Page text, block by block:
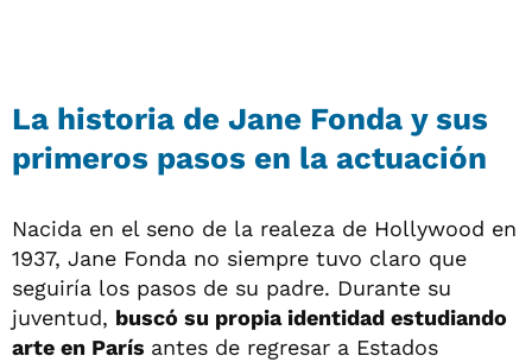
La historia de Jane Fonda y sus
primeros pasos en la actuación
Nacida en el seno de la realeza de Hollywood en
1937, Jane Fonda no siempre tuvo claro que
seguiría los pasos de su padre. Durante su
juventud, buscó su propia identidad estudiando
arte en París antes de regresar a Estados